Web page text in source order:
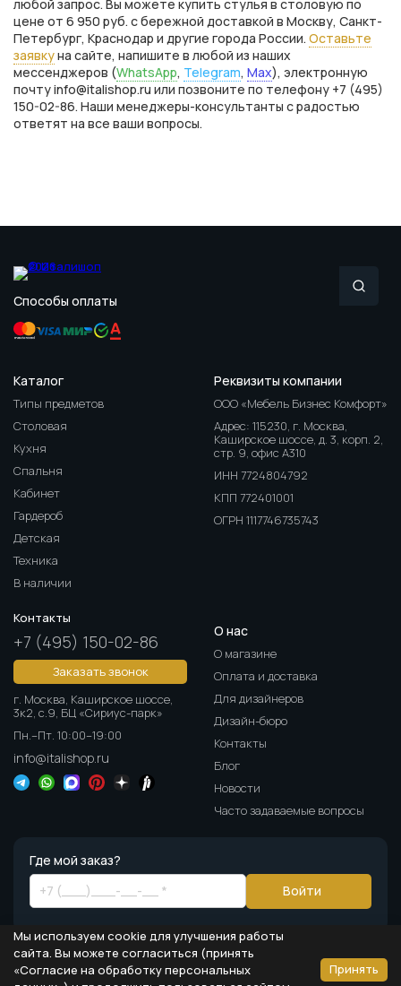
любой запрос. Вы можете купить стулья в столовую по
цене от 6 950 руб. с бережной доставкой в Москву, Санкт-
Петербург, Краснодар и другие города России. Оставьте
заявкуна сайте, напишите в любой из наших
мессенджеров (WhatsApp, Telegram, Max), электронную
почту info@italishop.ru или позвоните по телефону +7 (495)
150-02-86. Наши менеджеры-консультанты с радостью
ответят на все ваши вопросы.
Способы оплаты
Каталог
Типы предметов
Столовая
Кухня
Спальня
Кабинет
Гардероб
Детская
Техника
В наличии
О нас
О магазине
Оплата и доставка
Для дизайнеров
Дизайн-бюро
Контакты
Блог
Новости
Часто задаваемые вопросы
Реквизиты компании
ООО «Мебель Бизнес Комфорт»
Адрес: 115230, г. Москва,
Каширское шоссе, д. 3, корп. 2,
стр. 9, офис А310
ИНН 7724804792
КПП 772401001
ОГРН 1117746735743
Контакты
+7 (495) 150-02-86
Заказать звонок
г. Москва, Каширское шоссе,
3к2, с.9, БЦ «Сириус-парк»
Пн.–Пт. 10:00–19:00
info@italishop.ru
Где мой заказ?
Войти
Мы используем cookie для улучшения работы
сайта. Вы можете согласиться (принять
«Согласие на обработку персональных
Принять